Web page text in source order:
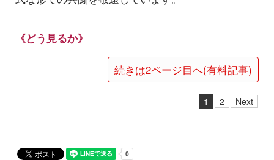
《どう見るか》
続きは2ページ目へ(有料記事)
1 2 Next